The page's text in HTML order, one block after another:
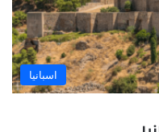
اسبانيا